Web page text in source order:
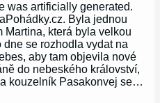
was artificially generated.
Byla jednou
která byla velkou
se rozhodla vydat na
aby tam objevila nové
do nebeského království,
kouzelník Pasakonvej se…